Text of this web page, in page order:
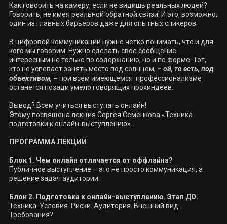
Как говорить на камеру, если не видишь реальных людей?
Говорить, не имея реальной обратной связи! И это, возможно,
один из главных барьеров даже для опытных спикеров.
В цифровой коммуникации нужно четко понимать, что и для
кого мы говорим. Нужно сделать свое сообщение
интересным не только по содержанию, но и по форме. Тот,
кто не успевает занять место под солнцем, – ой, то есть, под
объективом, – при всем имеющемся  профессионализме
останется позади умело говорящих прохиндеев.
Вывод? Всем учиться выступать онлайн!
Этому посвящена лекция Сергея Семенкова «Техника
подготовки к онлайн-выступлению».
Публичное выступление – это не просто коммуникация, а
решение задач аудитории.
Техника. Условия. Риски. Аудитория. Внешний вид.
Требования?